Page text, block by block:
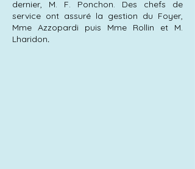
dernier, M. F. Ponchon. Des chefs de
service ont assuré la gestion du Foyer,
Mme Azzopardi puis Mme Rollin et M.
Lharidon.